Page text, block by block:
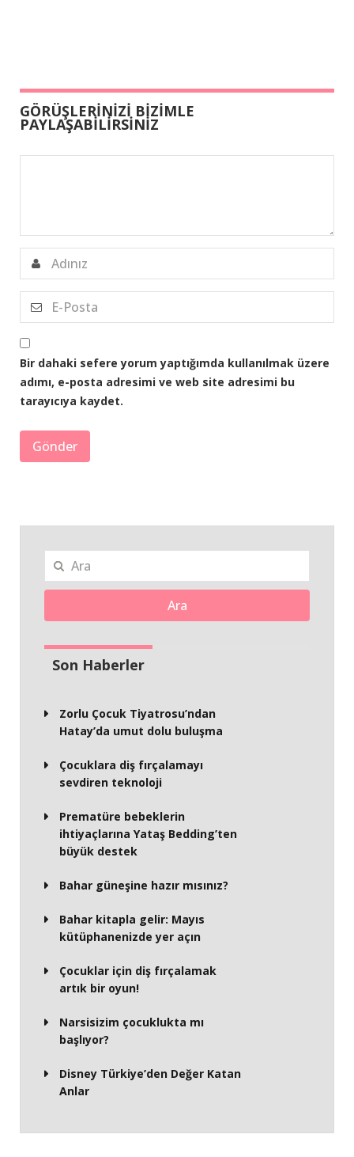
GÖRÜŞLERİNİZİ BİZİMLE
PAYLAŞABİLİRSİNİZ
Bir dahaki sefere yorum yaptığımda kullanılmak üzere
adımı, e-posta adresimi ve web site adresimi bu
tarayıcıya kaydet.
Ara
Son Haberler
Zorlu Çocuk Tiyatrosu’ndan
Hatay’da umut dolu buluşma
Çocuklara diş fırçalamayı
sevdiren teknoloji
Prematüre bebeklerin
ihtiyaçlarına Yataş Bedding’ten
büyük destek
Bahar güneşine hazır mısınız?
Bahar kitapla gelir: Mayıs
kütüphanenizde yer açın
Çocuklar için diş fırçalamak
artık bir oyun!
Narsisizim çocuklukta mı
başlıyor?
Disney Türkiye’den Değer Katan
Anlar